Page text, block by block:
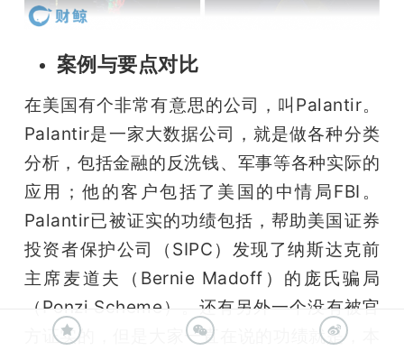
案例与要点对比
在美国有个非常有意思的公司，叫Palantir。
Palantir是一家大数据公司，就是做各种分类
分析，包括金融的反洗钱、军事等各种实际的
应用；他的客户包括了美国的中情局FBI。
Palantir已被证实的功绩包括，帮助美国证券
投资者保护公司（SIPC）发现了纳斯达克前
主席麦道夫（Bernie Madoff）的庞氏骗局
（Ponzi Scheme）。还有另外一个没有被官
方证实的，但是大家一直在说的功绩就是，本